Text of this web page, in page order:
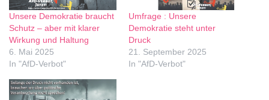
Unsere Demokratie braucht
Schutz – aber mit klarer
Wirkung und Haltung
6. Mai 2025
In "AfD-Verbot"
Umfrage : Unsere
Demokratie steht unter
Druck
21. September 2025
In "AfD-Verbot"